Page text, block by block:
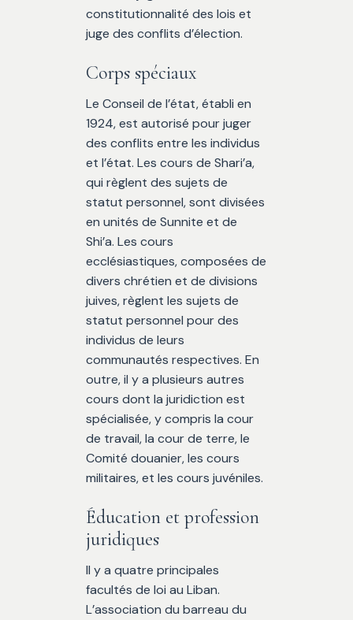
constitutionnalité des lois et
juge des conflits d’élection.
Corps spéciaux
Le Conseil de l’état, établi en
1924, est autorisé pour juger
des conflits entre les individus
et l’état. Les cours de Shari’a,
qui règlent des sujets de
statut personnel, sont divisées
en unités de Sunnite et de
Shi’a. Les cours
ecclésiastiques, composées de
divers chrétien et de divisions
juives, règlent les sujets de
statut personnel pour des
individus de leurs
communautés respectives. En
outre, il y a plusieurs autres
cours dont la juridiction est
spécialisée, y compris la cour
de travail, la cour de terre, le
Comité douanier, les cours
militaires, et les cours juvéniles.
Éducation et profession
juridiques
Il y a quatre principales
facultés de loi au Liban.
L’association du barreau du